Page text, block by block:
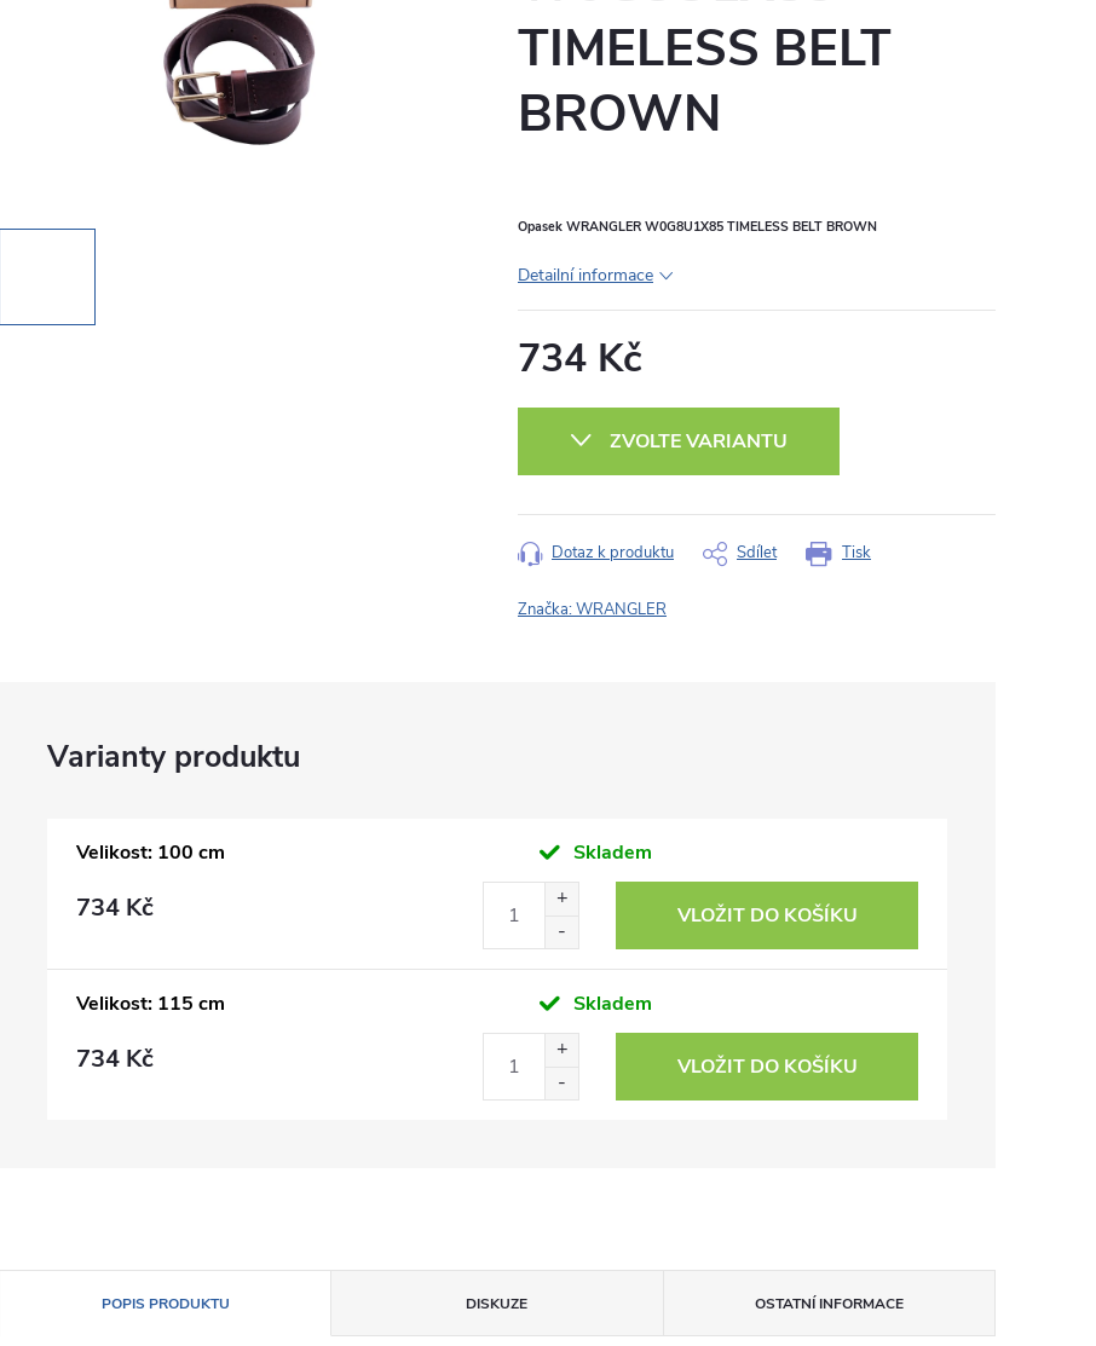
TIMELESS BELT
BROWN
Opasek WRANGLER W0G8U1X85 TIMELESS BELT BROWN
Detailní informace
734 Kč
ZVOLTE VARIANTU
Tisk
Dotaz k produktu Sdílet
Značka:WRANGLER
Velikost: 100 cm Skladem
734 Kč VLOŽIT DO KOŠÍKU
Velikost: 115 cm Skladem
734 Kč VLOŽIT DO KOŠÍKU
POPIS PRODUKTU DISKUZE OSTATNÍ INFORMACE